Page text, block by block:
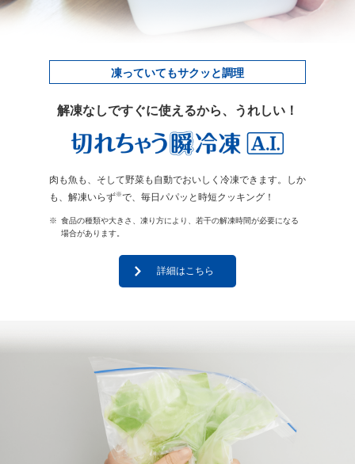
凍っていてもサクッと調理
解凍なしですぐに使えるから、うれしい！
肉も魚も、そして野菜も自動でおいしく冷凍できます。しか
も、解凍いらず※で、毎日パパッと時短クッキング！
※ 食品の種類や大きさ、凍り方により、若干の解凍時間が必要になる
場合があります。
詳細はこちら